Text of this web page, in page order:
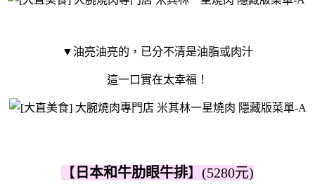
▼油亮油亮的，已分不清是油脂或肉汁
這一口實在太幸福！
【 日本和牛肋眼牛排】(5280元)